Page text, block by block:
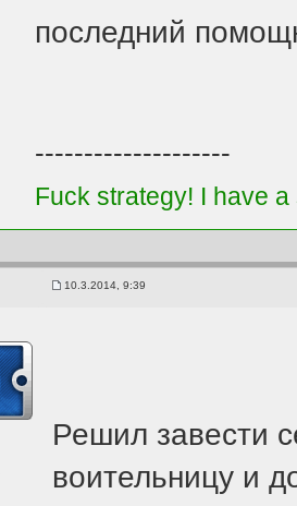
последний
--------------------
Fuck strategy! I have
10.3.2014, 9:39
Решил завести
воительницу и